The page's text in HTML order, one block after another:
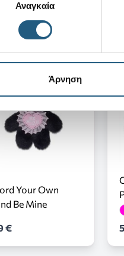
Αναγκαία
Άρνηση
Your Own
Be Mine
€